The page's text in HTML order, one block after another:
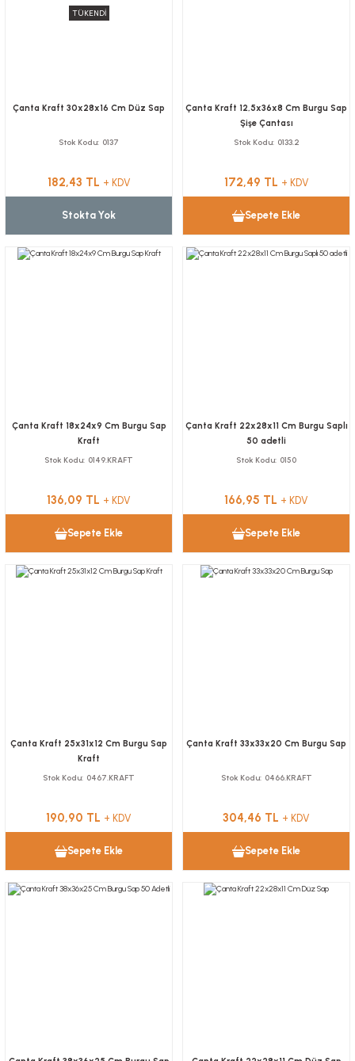
TÜKENDİ
Çanta Kraft 30x28x16 Cm Düz Sap
Stok Kodu 0137
182,43 TL + KDV
Stokta Yok
Çanta Kraft 12,5x36x8 Cm Burgu Sap
Şişe Çantası
Stok Kodu 0133.2
172,49 TL + KDV
Sepete Ekle
Çanta Kraft 18x24x9 Cm Burgu Sap
Kraft
Stok Kodu 0149.KRAFT
136,09 TL + KDV
Sepete Ekle
Çanta Kraft 22x28x11 Cm Burgu Saplı
50 adetli
Stok Kodu 0150
166,95 TL + KDV
Sepete Ekle
Çanta Kraft 25x31x12 Cm Burgu Sap
Kraft
Stok Kodu 0467.KRAFT
190,90 TL + KDV
Sepete Ekle
Çanta Kraft 33x33x20 Cm Burgu Sap
Stok Kodu 0466.KRAFT
304,46 TL + KDV
Sepete Ekle